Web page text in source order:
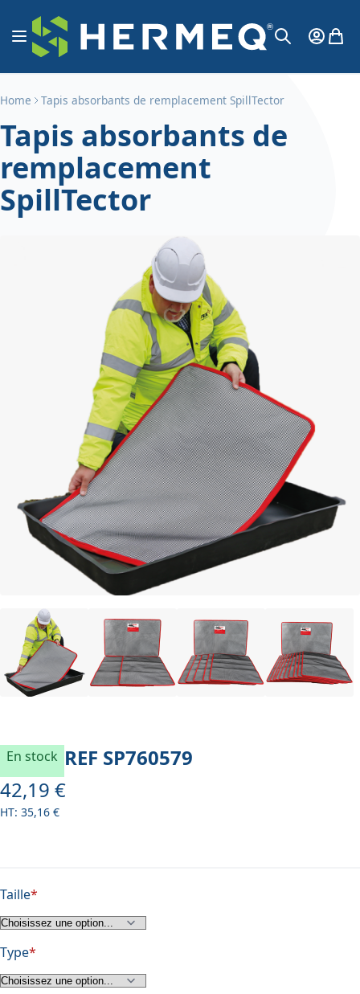
Aller au contenu
Affichage navigation
MonMon
Home Tapis absorbants de remplacement SpillTector
Tapis absorbants de
remplacement
SpillTector
En stock REF SP760579
À partir de
42,19 €
35,16 €
Taille
Type